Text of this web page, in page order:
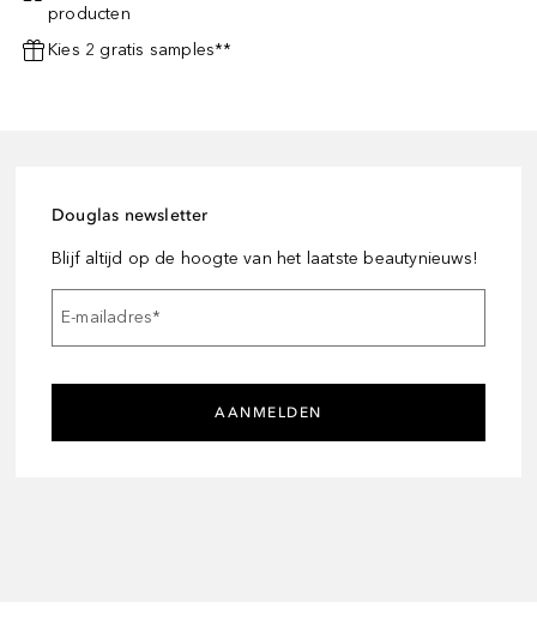
producten
Kies 2 gratis samples**
Douglas newsletter
Blijf altijd op de hoogte van het laatste beautynieuws!
E-mailadres*
AANMELDEN